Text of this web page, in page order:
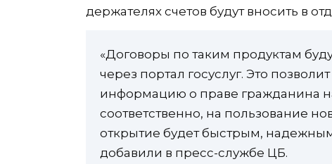
держателях счетов будут вносить в
«Договоры по таким продуктам
через портал госуслуг. Это
информацию о праве гражданина
соответственно, на пользование
открытие будет быстрым,
добавили в пресс-службе ЦБ.